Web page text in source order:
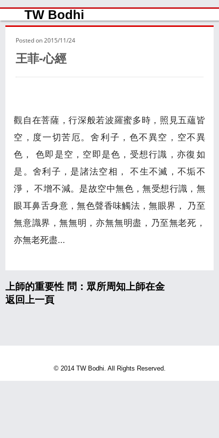
TW Bodhi
Posted on2015/11/24
王菲-心經
觀自在菩薩，行深般若波羅蜜多時，照見五蘊皆
空，度一切苦厄。舍­利子，色不異空，空不異
色， 色即是空，空即是色，受想行識，亦復­如
是。舍利子，是諸法空相， 不生不滅，不垢不
淨， 不增不減。是故空中無色，無受想行識，無
眼­耳鼻舌身意，無色聲香味觸法，無眼界， 乃至
無意識界，無無明，亦­無無明盡，乃至無老死，
亦無老死盡...
上師的重要性 問：眾所周知上師在金
返回上一頁
© 2014 TW Bodhi. All Rights Reserved.